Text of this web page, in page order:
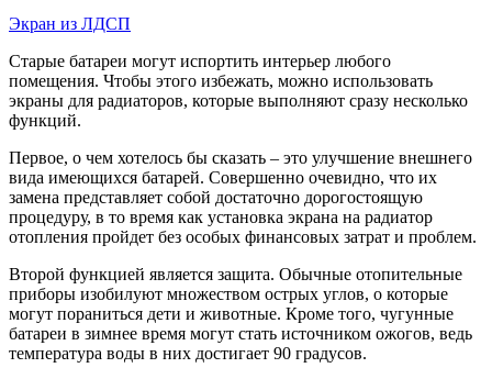
Экран из ЛДСП
Старые батареи могут испортить интерьер любого
помещения. Чтобы этого избежать, можно использовать
экраны для радиаторов, которые выполняют сразу несколько
функций.
Первое, о чем хотелось бы сказать – это улучшение внешнего
вида имеющихся батарей. Совершенно очевидно, что их
замена представляет собой достаточно дорогостоящую
процедуру, в то время как установка экрана на радиатор
отопления пройдет без особых финансовых затрат и проблем.
Второй функцией является защита. Обычные отопительные
приборы изобилуют множеством острых углов, о которые
могут пораниться дети и животные. Кроме того, чугунные
батареи в зимнее время могут стать источником ожогов, ведь
температура воды в них достигает 90 градусов.